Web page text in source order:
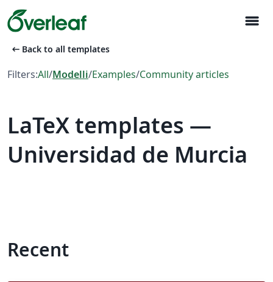
menu
arrow_left_alt Back to all templates
Filters:All/Modelli/Examples/Community articles
LaTeX templates —
Universidad de Murcia
Recent